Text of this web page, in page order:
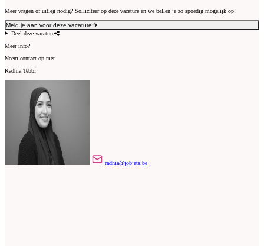
Meer vragen of uitleg nodig? Solliciteer op deze vacature en we bellen je zo spoedig mogelijk op!
Meld je aan voor deze vacature
Deel deze vacature
Meer info?
Neem contact op met
Radhia Tebbi
radhia@jobjets.be